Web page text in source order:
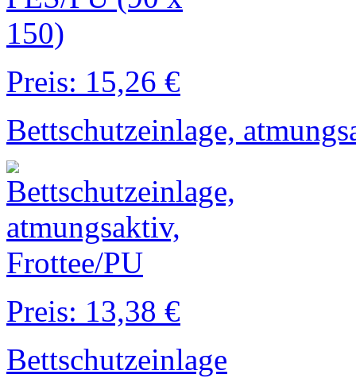
Preis: 15,26 €
Bettschutzeinlage,
Preis: 13,38 €
Bettschutzeinlage